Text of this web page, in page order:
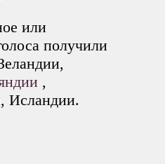
или
получили
,
Исландии.